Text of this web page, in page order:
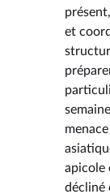
et
apicole
décliné